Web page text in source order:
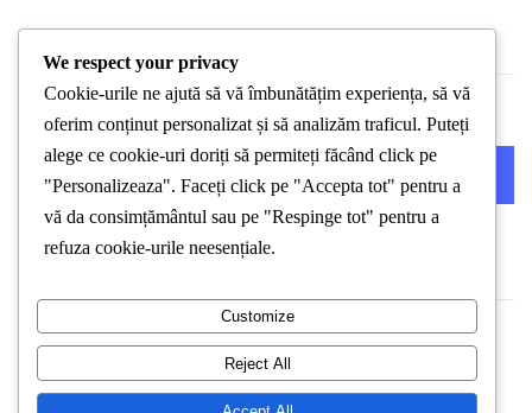
PREVIOUS POST NEXT POST
We respect your privacy
Cookie-urile ne ajută să vă îmbunătățim experiența, să vă
oferim conținut personalizat și să analizăm traficul. Puteți
alege ce cookie-uri doriți să permiteți făcând click pe
"Personalizeaza". Faceți click pe "Accepta tot" pentru a
vă da consimțământul sau pe "Respinge tot" pentru a
refuza cookie-urile neesențiale.
Customize
Reject All